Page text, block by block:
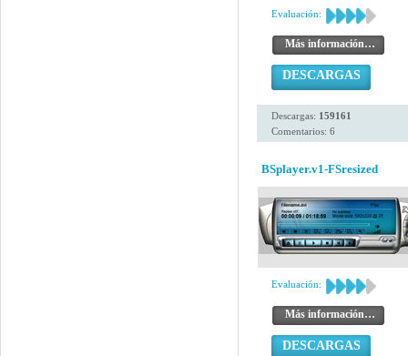
Evaluación:
Más información…
DESCARGAS
Descargas: 159161
Comentarios: 6
BSplayer.v1-FSresized
Evaluación:
Más información…
DESCARGAS